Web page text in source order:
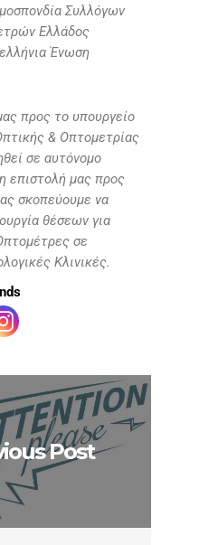
Συλλόγων
Ελλάδος
Ένωση
προς το υπουργείο
& Οπτομετρίας
σε αυτόνομο
επιστολή μας προς
σκοπεύουμε να
θέσεων για
σε
Κλινικές.
Post